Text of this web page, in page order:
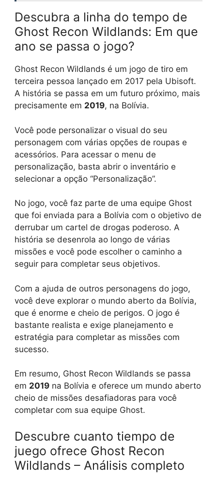
Descubra a linha do tempo de
Ghost Recon Wildlands: Em que
ano se passa o jogo?
Ghost Recon Wildlands é um jogo de tiro em
terceira pessoa lançado em 2017 pela Ubisoft.
A história se passa em um futuro próximo, mais
precisamente em 2019, na Bolívia.
Você pode personalizar o visual do seu
personagem com várias opções de roupas e
acessórios. Para acessar o menu de
personalização, basta abrir o inventário e
selecionar a opção “Personalização”.
No jogo, você faz parte de uma equipe Ghost
que foi enviada para a Bolívia com o objetivo de
derrubar um cartel de drogas poderoso. A
história se desenrola ao longo de várias
missões e você pode escolher o caminho a
seguir para completar seus objetivos.
Com a ajuda de outros personagens do jogo,
você deve explorar o mundo aberto da Bolívia,
que é enorme e cheio de perigos. O jogo é
bastante realista e exige planejamento e
estratégia para completar as missões com
sucesso.
Em resumo, Ghost Recon Wildlands se passa
em 2019 na Bolívia e oferece um mundo aberto
cheio de missões desafiadoras para você
completar com sua equipe Ghost.
Descubre cuanto tiempo de
juego ofrece Ghost Recon
Wildlands – Análisis completo